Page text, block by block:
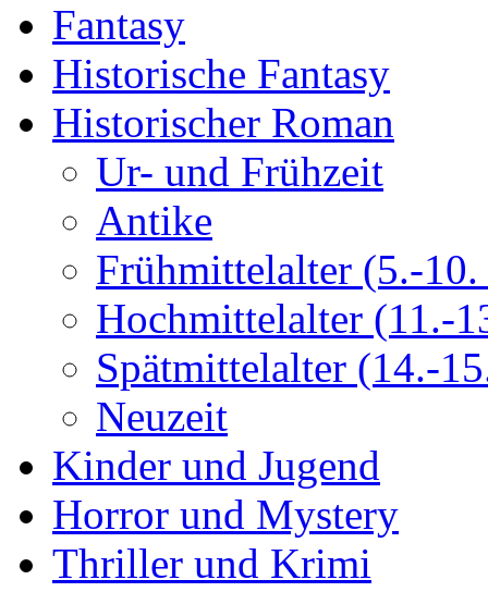
Fantasy
Historische Fantasy
Historischer Roman
Ur- und Frühzeit
Antike
Frühmittelalter (5.-10.
Hochmittelalter (11.-
Spätmittelalter (14.-
Neuzeit
Kinder und Jugend
Horror und Mystery
Thriller und Krimi